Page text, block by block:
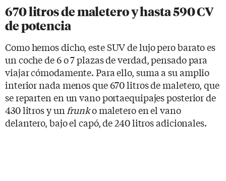
670 litros de maletero y hasta 590 CV
de potencia
Como hemos dicho, este SUV de lujo pero barato es
un coche de 6 o 7 plazas de verdad, pensado para
viajar cómodamente. Para ello, suma a su amplio
interior nada menos que 670 litros de maletero, que
se reparten en un vano portaequipajes posterior de
430 litros y un frunko maletero en el vano
delantero, bajo el capó, de 240 litros adicionales.